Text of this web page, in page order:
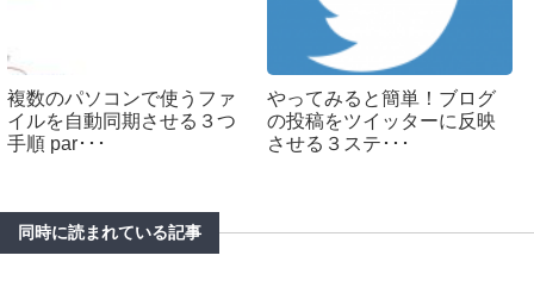
複数のパソコンで使うファ
イルを自動同期させる３つ
手順 par･･･
やってみると簡単！ブログ
の投稿をツイッターに反映
させる３ステ･･･
同時に読まれている記事